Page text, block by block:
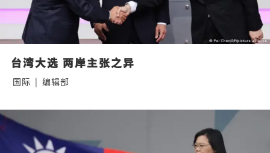
台湾大选 两岸主张之异
国际 | 编辑部